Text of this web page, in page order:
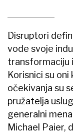
Disruptori
vode svoje
transformaciju
Korisnici su
očekivanja su
pružatelja
generalni
Michael Paier,